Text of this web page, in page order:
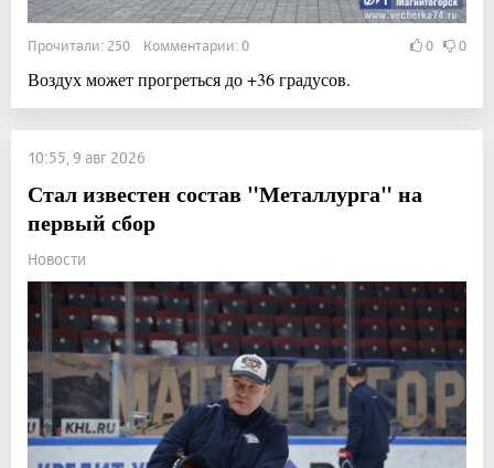
Прочитали: 250 Комментарии: 0 0 0
Воздух может прогреться до +36 градусов.
10:55, 9 авг 2026
Стал известен состав "Металлурга" на
первый сбор
Новости